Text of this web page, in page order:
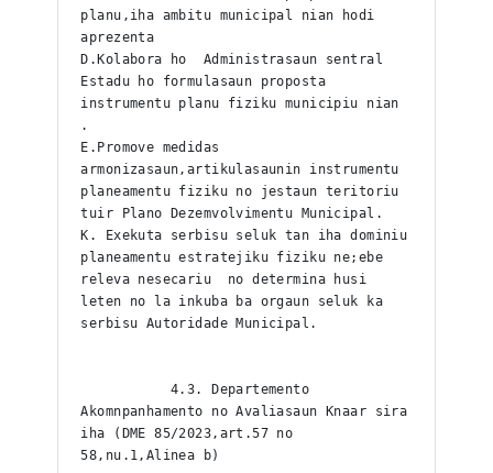
planu,iha ambitu municipal nian hodi
aprezenta
D.Kolabora ho  Administrasaun sentral
Estadu ho formulasaun proposta
instrumentu planu fiziku municipiu nian
.
E.Promove medidas
armonizasaun,artikulasaunin instrumentu
planeamentu fiziku no jestaun teritoriu
tuir Plano Dezemvolvimentu Municipal.
K. Exekuta serbisu seluk tan iha dominiu
planeamentu estratejiku fiziku ne;ebe
releva nesecariu  no determina husi
leten no la inkuba ba orgaun seluk ka
serbisu Autoridade Municipal.
           4.3. Departemento
Akomnpanhamento no Avaliasaun Knaar sira
iha (DME 85/2023,art.57 no
58,nu.1,Alinea b)